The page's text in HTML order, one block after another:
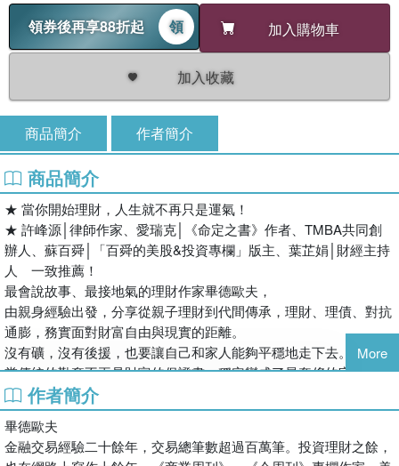
領券後再享88折起
領 加入購物車
加入收藏
商品簡介 作者簡介
商品簡介
★ 當你開始理財，人生就不再只是運氣！
★ 許峰源│律師作家、愛瑞克│《命定之書》作者、TMBA共同創
辦人、蘇百舜│「百舜的美股&投資專欄」版主、葉芷娟│財經主持
人 一致推薦！
最會說故事、最接地氣的理財作家畢德歐夫，
由親身經驗出發，分享從親子理財到代間傳承，理財、理債、對抗
通膨，務實面對財富自由與現實的距離。
沒有礦，沒有後援，也要讓自己和家人能夠平穩地走下去。
當傳統的勤奮不再是財富的保證書，穩定變成了最奢侈的字眼，
我們該如何在這片迷霧中，為晚年的自己，或下一代找到出路？
在這個資訊爆炸、焦慮蔓延的時代，我們很容易看著別人的社群動
態，覺得自己不夠好、不夠富裕。
但理財從來就不是為了要贏過誰，而是為了當命運對你開玩笑時，
More
作者簡介
畢德歐夫
金融交易經驗二十餘年，交易總筆數超過百萬筆。投資理財之餘，